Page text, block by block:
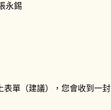
永錫
表單（建議），您會收到一封